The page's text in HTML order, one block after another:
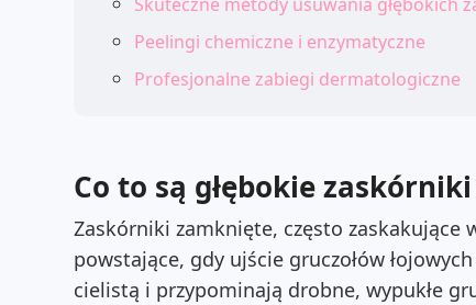
Peelingi chemiczne i enzymatyczne
Profesjonalne zabiegi dermatologiczne
Co to są głębokie
Zaskórniki zamknięte, często zaskakujące
powstające, gdy ujście gruczołów
cielistą i przypominają drobne, wypukłe